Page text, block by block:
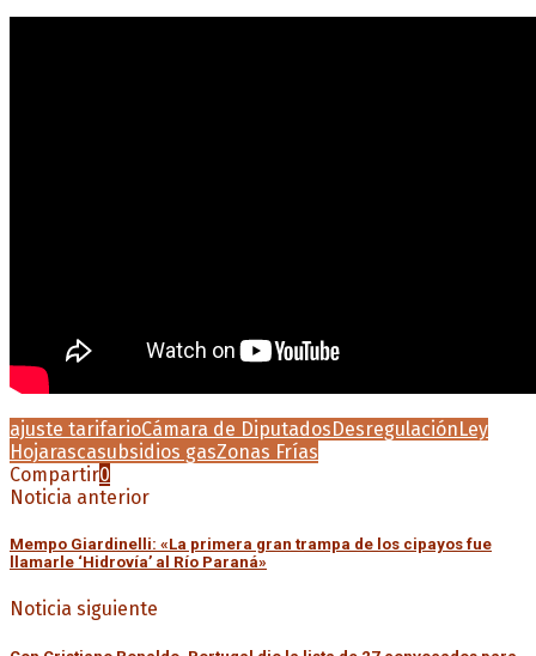
ajuste tarifarioCámara de DiputadosDesregulaciónLey
Hojarascasubsidios gasZonas Frías
Compartir0
Noticia anterior
Mempo Giardinelli: «La primera gran trampa de los cipayos fue
llamarle ‘Hidrovía’ al Río Paraná»
Noticia siguiente